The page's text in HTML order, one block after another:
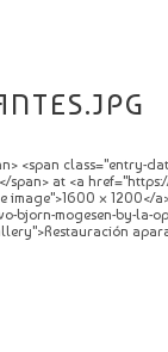
<span class="entry-
span> at <a
image">1600 × 1200</
bjorn-mogesen-by-la-